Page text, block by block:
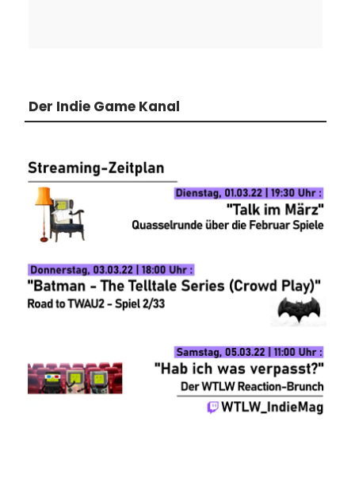
Der Indie Game Kanal